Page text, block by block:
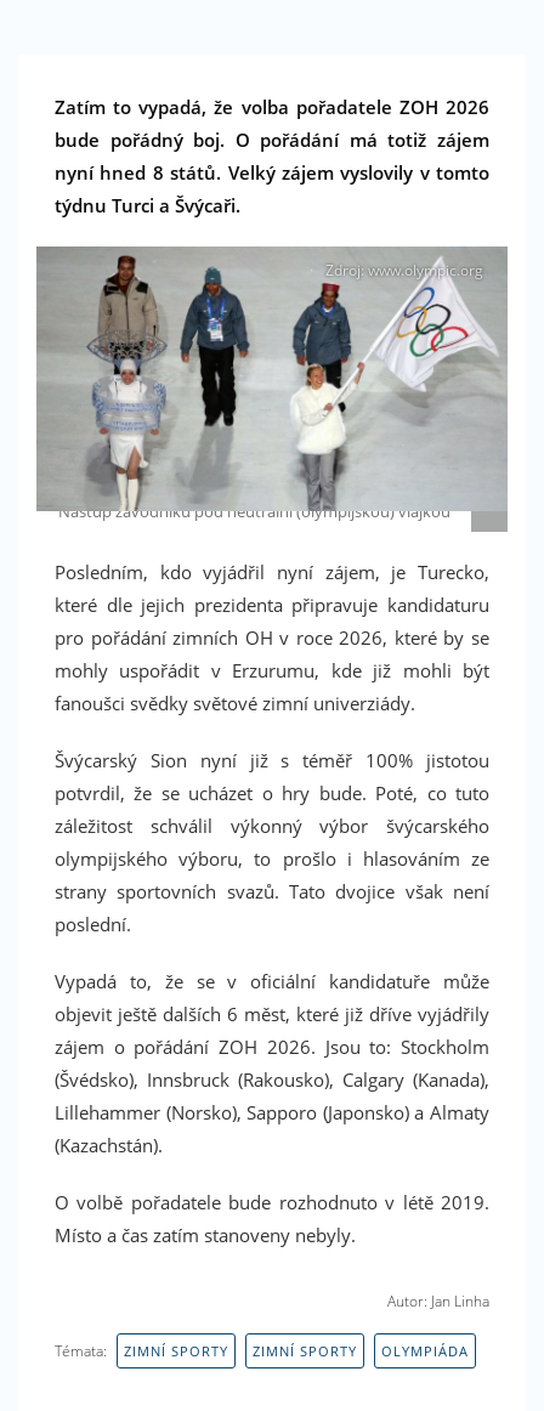
Zatím to vypadá, že volba pořadatele ZOH 2026
bude pořádný boj. O pořádání má totiž zájem
nyní hned 8 států. Velký zájem vyslovily v tomto
týdnu Turci a Švýcaři.
Nástup závodníků pod neutrální (olympijskou) vlajkou
Zdroj: www.olympic.org
Posledním, kdo vyjádřil nyní zájem, je Turecko,
které dle jejich prezidenta připravuje kandidaturu
pro pořádání zimních OH v roce 2026, které by se
mohly uspořádit v Erzurumu, kde již mohli být
fanoušci svědky světové zimní univerziády.
Švýcarský Sion nyní již s téměř 100% jistotou
potvrdil, že se ucházet o hry bude. Poté, co tuto
záležitost schválil výkonný výbor švýcarského
olympijského výboru, to prošlo i hlasováním ze
strany sportovních svazů. Tato dvojice však není
poslední.
Vypadá to, že se v oficiální kandidatuře může
objevit ještě dalších 6 měst, které již dříve vyjádřily
zájem o pořádání ZOH 2026. Jsou to: Stockholm
(Švédsko), Innsbruck (Rakousko), Calgary (Kanada),
Lillehammer (Norsko), Sapporo (Japonsko) a Almaty
(Kazachstán).
O volbě pořadatele bude rozhodnuto v létě 2019.
Místo a čas zatím stanoveny nebyly.
Autor: Jan Linha
Témata: ZIMNÍ SPORTY ZIMNÍ SPORTY OLYMPIÁDA